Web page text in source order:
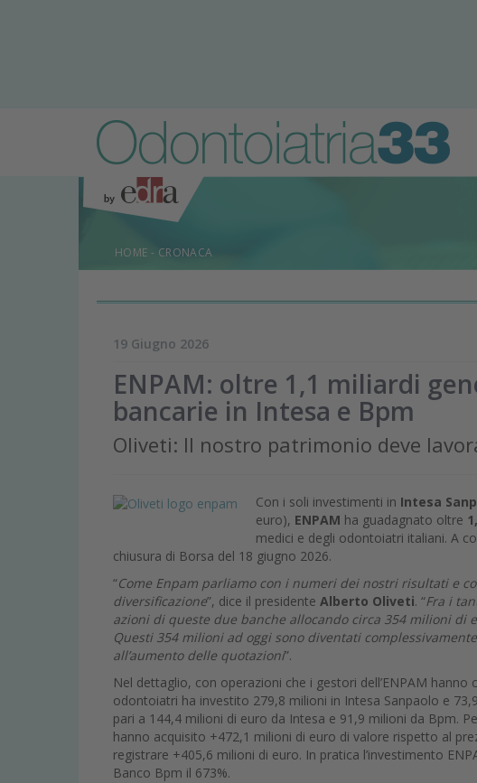
HOME - CRONACA
19 Giugno 2026
ENPAM: oltre 1,1 miliardi
bancarie in Intesa e Bpm
Oliveti: Il nostro patrimonio deve
Con i soli investimenti in Intesa
euro), ENPAM ha guadagnato oltre
medici e degli odontoiatri italiani. A
chiusura di Borsa del 18 giugno 2026.
“Come Enpam parliamo con i numeri dei nostri risultati e
diversificazione”, dice il presidente Alberto Oliveti. “Fra i
azioni di queste due banche allocando circa 354 milioni di
Questi 354 milioni ad oggi sono diventati
all’aumento delle quotazioni”.
Nel dettaglio, con operazioni che i gestori dell’ENPAM hanno
odontoiatri ha investito 279,8 milioni in Intesa Sanpaolo e
pari a 144,4 milioni di euro da Intesa e 91,9 milioni da Bpm.
hanno acquisito +472,1 milioni di euro di valore rispetto al
registrare +405,6 milioni di euro. In pratica l’investimento
Banco Bpm il 673%.